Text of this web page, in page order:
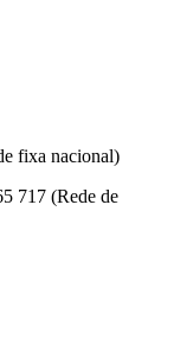
fixa nacional)
717 (Rede de